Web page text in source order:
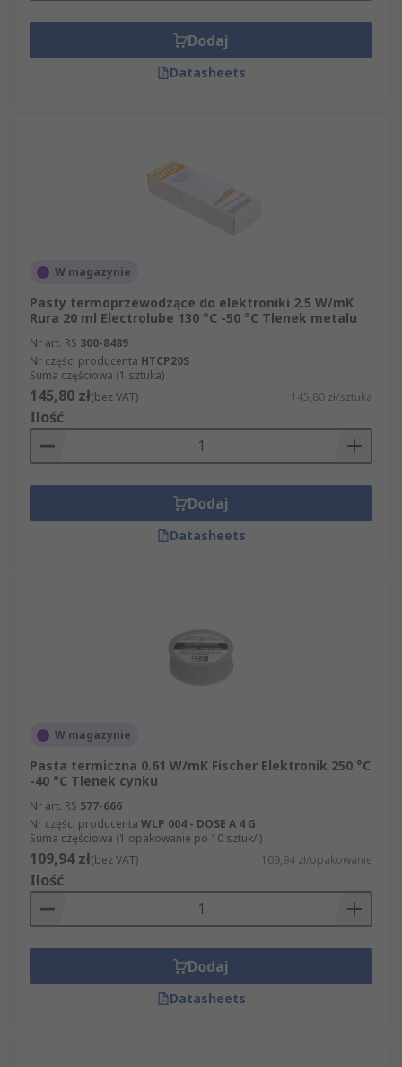
Dodaj
Datasheets
W magazynie
Pasty termoprzewodzące do elektroniki 2.5 W/mK
Rura 20 ml Electrolube 130 °C -50 °C Tlenek metalu
Nr art. RS 300-8489
Nr części producenta HTCP20S
Suma częściowa (1 sztuka)
145,80 zł(bez VAT) 145,80 zł/sztuka
Ilość
Dodaj
Datasheets
W magazynie
Pasta termiczna 0.61 W/mK Fischer Elektronik 250 °C
-40 °C Tlenek cynku
Nr art. RS 577-666
Nr części producenta WLP 004 - DOSE A 4 G
Suma częściowa (1 opakowanie po 10 sztuk/i)
109,94 zł(bez VAT) 109,94 zł/opakowanie
Ilość
Dodaj
Datasheets